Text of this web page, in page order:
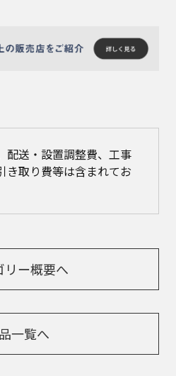
配送・設置調整費、工事
き取り費等は含まれてお
リー概要へ
一覧へ